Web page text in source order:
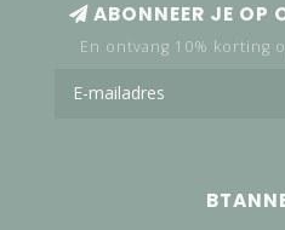
ABONNEER JE OP
En ontvang 10% korting